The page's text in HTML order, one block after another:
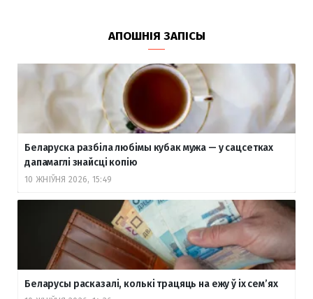
АПОШНІЯ ЗАПІСЫ
Беларуска разбіла любімы кубак мужа — у сацсетках
дапамаглі знайсці копію
10 ЖНІЎНЯ 2026, 15:49
Беларусы расказалі, колькі трацяць на ежу ў іх сем’ях